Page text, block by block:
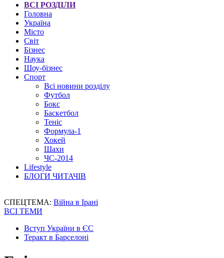
ВСІ РОЗДІЛИ
Головна
Україна
Місто
Світ
Бізнес
Наука
Шоу-бізнес
Спорт
Всі новини розділу
Футбол
Бокс
Баскетбол
Теніс
Формула-1
Хокей
Шахи
ЧС-2014
Lifestyle
БЛОГИ ЧИТАЧІВ
СПЕЦТЕМА: Війна в Ірані
ВСІ ТЕМИ
Вступ України в ЄС
Теракт в Барселоні